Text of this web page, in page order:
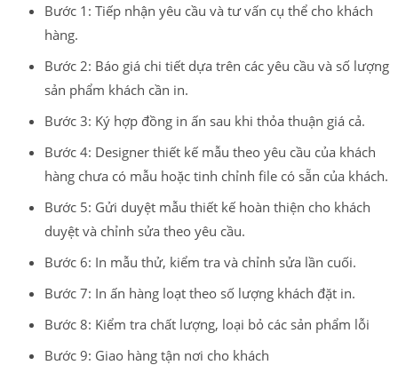
Bước 1: Tiếp nhận yêu cầu và tư vấn cụ thể cho khách
hàng.
Bước 2: Báo giá chi tiết dựa trên các yêu cầu và số lượng
sản phẩm khách cần in.
Bước 3: Ký hợp đồng in ấn sau khi thỏa thuận giá cả.
Bước 4: Designer thiết kế mẫu theo yêu cầu của khách
hàng chưa có mẫu hoặc tinh chỉnh file có sẵn của khách.
Bước 5: Gửi duyệt mẫu thiết kế hoàn thiện cho khách
duyệt và chỉnh sửa theo yêu cầu.
Bước 6: In mẫu thử, kiểm tra và chỉnh sửa lần cuối.
Bước 7: In ấn hàng loạt theo số lượng khách đặt in.
Bước 8: Kiểm tra chất lượng, loại bỏ các sản phẩm lỗi
Bước 9: Giao hàng tận nơi cho khách